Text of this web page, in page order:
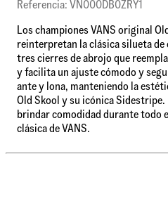
Referencia: VN000DB0ZRY1
Los championes VANS original
reinterpretan la clásica silueta de
tres cierres de abrojo que
y facilita un ajuste cómodo y
ante y lona, manteniendo la
Old Skool y su icónica Sidestripe.
brindar comodidad durante todo
clásica de VANS.